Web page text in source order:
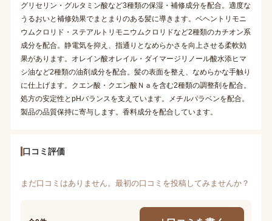
グリセリン・グルタミン酸など3種類の保湿・補修成分を配合。適度な
うるおいと補修効果でまとまりのある髪に導きます。ベヘントリモニ
ウムクロリド・ステアルトリモニウムクロリドなど2種類のカチオン系
成分を配合。静電気を抑え、指通りとなめらかさを向上させる柔軟効
果があります。オレイン酸オレイル・ダイマージリノール酸水添ヒマ
シ油など2種類の油剤成分を配合。髪の表面を整え、なめらかな手触り
に仕上げます。クエン酸・クエン酸Ｎａを含む2種類の調整剤を配合。
処方の安定性とpHバランスを支えています。メチルパラベンを配合。
製品の品質保持に寄与します。香料成分を配合しています。
口コミ評価
まだ口コミはありません。最初の口コミを投稿してみませんか？